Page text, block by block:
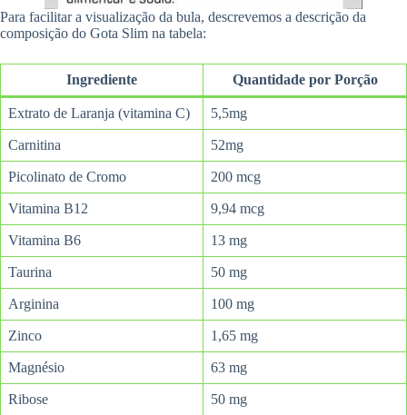
Para facilitar a visualização da bula, descrevemos a descrição da
composição do Gota Slim na tabela:
Ingrediente Quantidade por Porção
Extrato de Laranja (vitamina C) 5,5mg
Carnitina 52mg
Picolinato de Cromo 200 mcg
Vitamina B12 9,94 mcg
Vitamina B6 13 mg
Taurina 50 mg
Arginina 100 mg
Zinco 1,65 mg
Magnésio 63 mg
Ribose 50 mg